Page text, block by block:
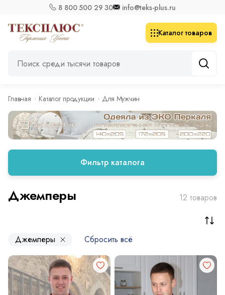
8 800 500 29 30 info@teks-plus.ru
Каталог товаров
Главная Каталог продукции Для Мужчин
Фильтр каталога
Джемперы 12 товаров
Джемперы Сбросить всё